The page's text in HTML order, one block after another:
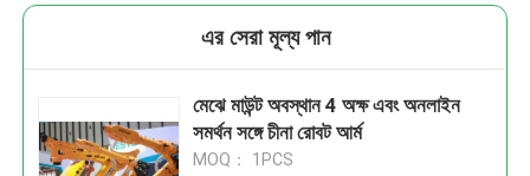
এর সেরা মূল্য পান
মেঝে মাউন্ট অবস্থান 4 অক্ষ এবং অনলাইন
সমর্থন সঙ্গে চীনা রোবট আর্ম
MOQ： 1PCS